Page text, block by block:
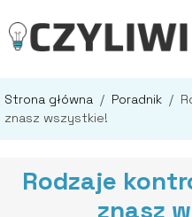
Strona główna / Poradnik /
znasz wszystkie!
Rodzaje
znasz